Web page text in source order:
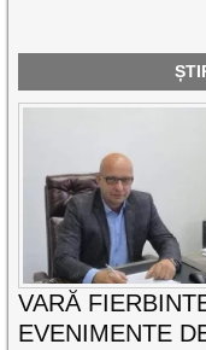
VARĂ
EVENIMENTE